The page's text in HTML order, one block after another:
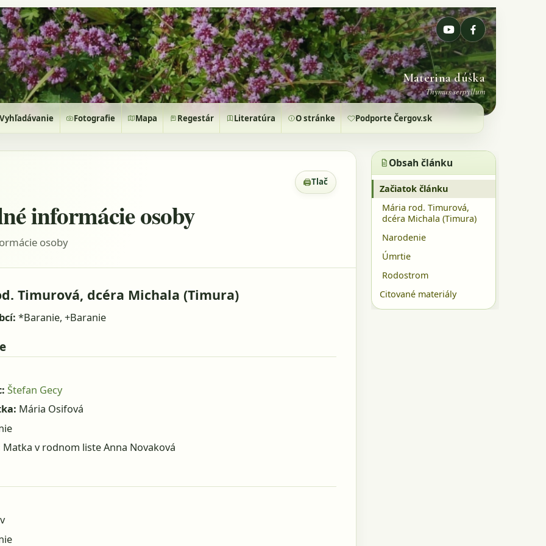
Materina dúška
Thymus serpyllum
Vyhľadávanie Fotografie Mapa Regestár Literatúra O stránke Podporte Čergov.sk
🖨Tlač
Zobrazenie pre tlač
informácie osoby
osoby
Timurová, dcéra Michala (Timura)
*Baranie, +Baranie
Štefan Gecy
Mária Osifová
Matka v rodnom liste Anna Novaková
Obsah článku
Začiatok článku
Mária rod. Timurová,
dcéra Michala (Timura)
Narodenie
Úmrtie
Rodostrom
Citované materiály